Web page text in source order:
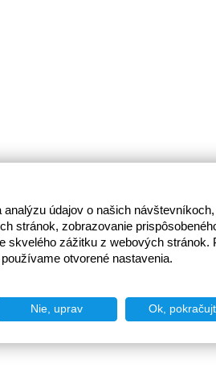
údajov o našich
stránok, zobrazovanie
skvelého zážitku z webových stránok.
otvorené nastavenia.
Nie, uprav Ok,